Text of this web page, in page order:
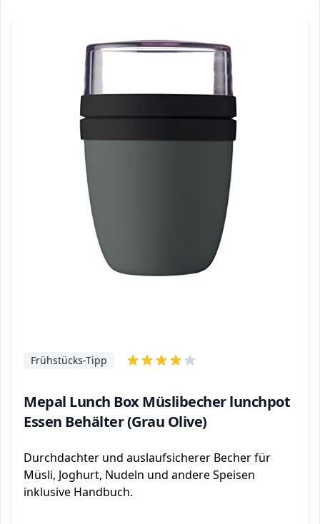
Mepal Lunch Box Müslibecher lunchpot
Essen Behälter (Grau Olive)
Frühstücks-Tipp
Durchdachter und auslaufsicherer Becher für
Müsli, Joghurt, Nudeln und andere Speisen
inklusive Handbuch.